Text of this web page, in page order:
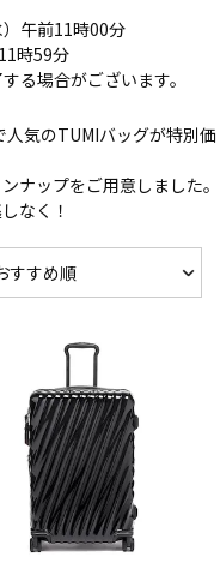
午前11時00分
時59分
る場合がございます。
気のTUMIバッグが特別価
ナップをご用意しました。
なく！